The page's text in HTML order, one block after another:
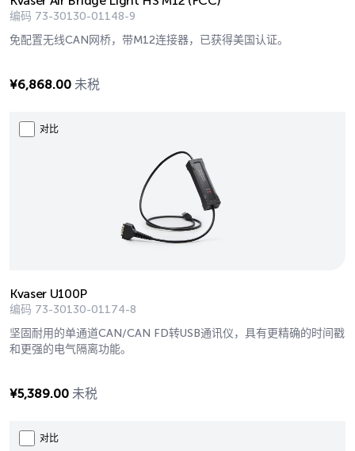
编码 73-30130-01148-9
免配置无线CAN网桥，带M12连接器，已获得美国认证。
¥6,868.00 未税
对比
Kvaser U100P
编码 73-30130-01174-8
坚固耐用的单通道CAN/CAN FD转USB通讯仪，具有更精确的时间戳
和更强的电气隔离功能。
¥5,389.00 未税
对比